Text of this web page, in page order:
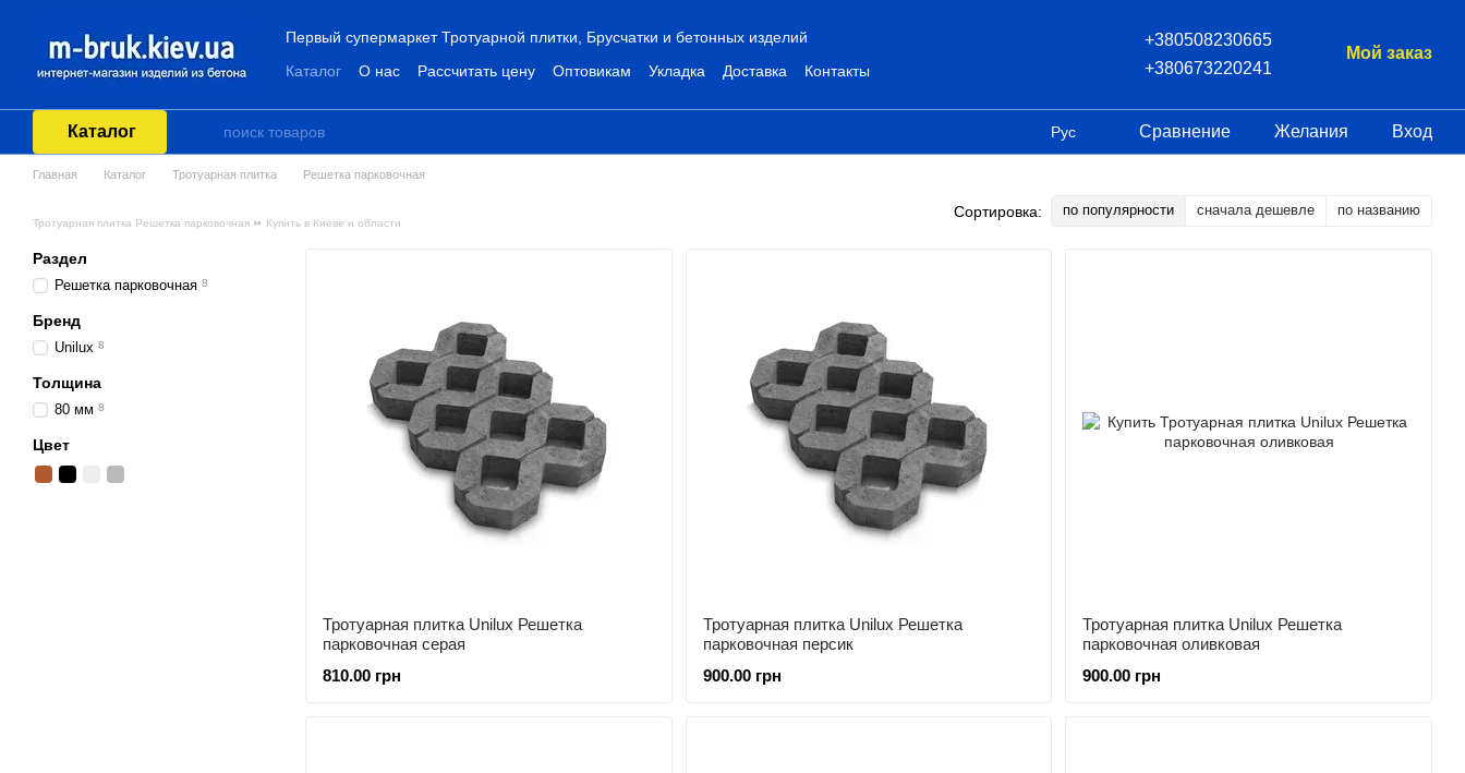
Первый супермаркет Тротуарной плитки, Брусчатки и бетонных изделий
Каталог
О нас Рассчитать цену Оптовикам Укладка Доставка Контакты
+380508230665
+380673220241
Мой заказ
Каталог Рус Сравнение Желания Вход
Главная Каталог Тротуарная плитка Решетка парковочная
Тротуарная плитка Решетка парковочная ⏩ Купить в Киеве и области
Сортировка: по популярности сначала дешевле по названию
Тротуарная плитка Unilux Решетка
парковочная серая
810.00 грн
Тротуарная плитка Unilux Решетка
парковочная персик
900.00 грн
Тротуарная плитка Unilux Решетка
парковочная оливковая
900.00 грн
Раздел
Решетка парковочная 8
Бренд
Unilux 8
Толщина
80 мм 8
Цвет